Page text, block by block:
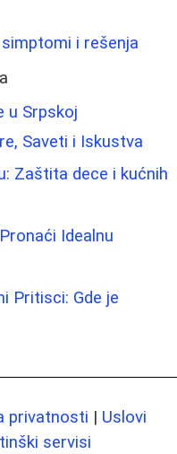
i rešenja
u Srpskoj
Saveti i Iskustva
Zaštita dece i kućnih
Idealnu
Pritisci: Gde je
privatnosti | Uslovi
servisi